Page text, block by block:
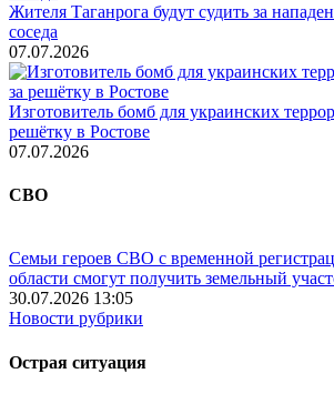
Жителя Таганрога будут судить за
соседа
07.07.2026
Изготовитель бомб для украинских
решётку в Ростове
07.07.2026
СВО
Семьи героев СВО с временной
области смогут получить земельный
30.07.2026 13:05
Новости рубрики
Острая ситуация